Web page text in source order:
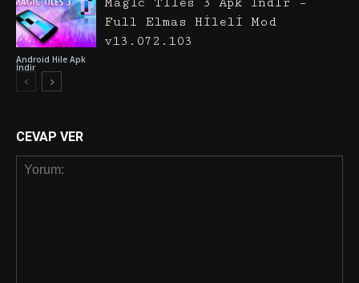
Android Hile Apk
İndir
Full Elmas Hileli Mod
v13.072.103
CEVAP VER